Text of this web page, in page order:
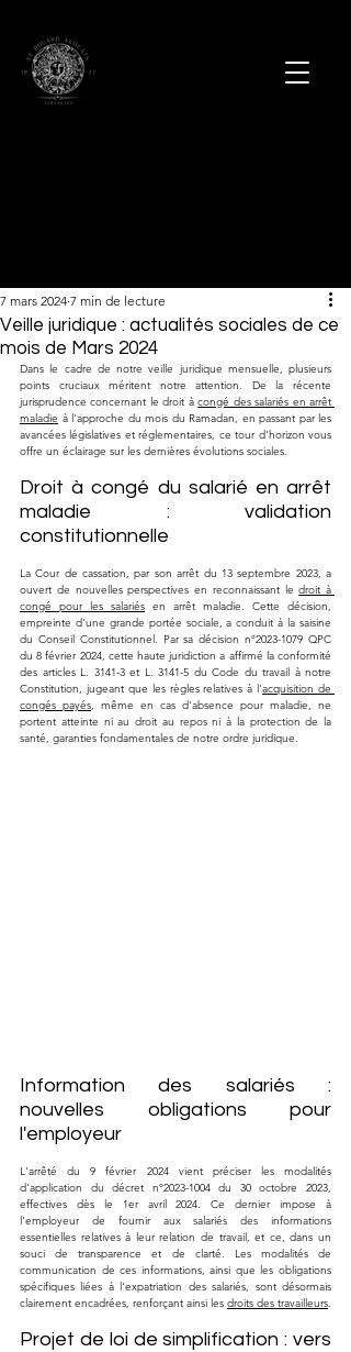
Veille juridique : actualités sociales de ce
mois de Mars 2024
7 mars 2024 7 min de lecture
Dans le cadre de notre veille juridique mensuelle, plusieurs
points cruciaux méritent notre attention. De la récente
jurisprudence concernant le droit à congé des salariés en arrêt
maladie à l'approche du mois du Ramadan, en passant par les
avancées législatives et réglementaires, ce tour d'horizon vous
offre un éclairage sur les dernières évolutions sociales.
Droit à congé du salarié en arrêt
maladie : validation
constitutionnelle
La Cour de cassation, par son arrêt du 13 septembre 2023, a
ouvert de nouvelles perspectives en reconnaissant le droit à
congé pour les salariés en arrêt maladie. Cette décision,
empreinte d'une grande portée sociale, a conduit à la saisine
du Conseil Constitutionnel. Par sa décision n°2023-1079 QPC
du 8 février 2024, cette haute juridiction a affirmé la conformité
des articles L. 3141-3 et L. 3141-5 du Code du travail à notre
Constitution, jugeant que les règles relatives à l'acquisition de
congés payés, même en cas d'absence pour maladie, ne
portent atteinte ni au droit au repos ni à la protection de la
santé, garanties fondamentales de notre ordre juridique.
Information des salariés :
nouvelles obligations pour
l'employeur
L'arrêté du 9 février 2024 vient préciser les modalités
d'application du décret n°2023-1004 du 30 octobre 2023,
effectives dès le 1er avril 2024. Ce dernier impose à
l'employeur de fournir aux salariés des informations
essentielles relatives à leur relation de travail, et ce, dans un
souci de transparence et de clarté. Les modalités de
communication de ces informations, ainsi que les obligations
spécifiques liées à l'expatriation des salariés, sont désormais
clairement encadrées, renforçant ainsi les droits des travailleurs.
Projet de loi de simplification : vers